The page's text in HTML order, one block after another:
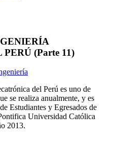
(Parte 11)
del Perú es uno de
se realiza anualmente, y es
Estudiantes y Egresados de
Universidad Católica
2013.